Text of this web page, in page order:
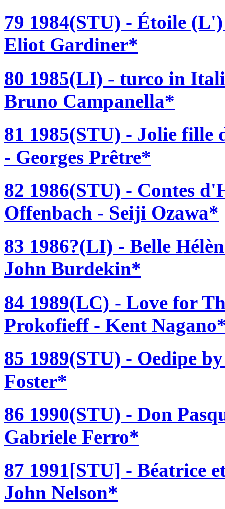
79 1984(STU) - Étoile
Eliot Gardiner*
80 1985(LI) - turco in
Bruno Campanella*
81 1985(STU) - Jolie fille
- Georges Prêtre*
82 1986(STU) - Contes
Offenbach - Seiji Ozawa*
83 1986?(LI) - Belle
John Burdekin*
84 1989(LC) - Love for
Prokofieff - Kent
85 1989(STU) - Oedipe
Foster*
86 1990(STU) - Don
Gabriele Ferro*
87 1991[STU] - Béatrice
John Nelson*